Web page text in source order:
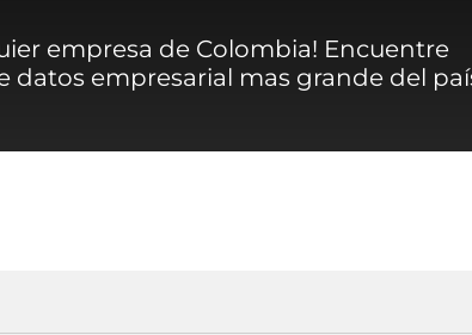
empresa de Colombia! Encuentre
datos empresarial mas grande del